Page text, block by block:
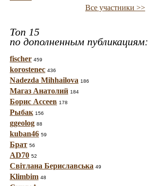
Все участники >>
Топ 15
по дополненным публикациям:
fischer 459
korostenec 436
Nadezda Mihhailova 186
Магаз Анатолий 184
Борис Ассеев 178
Рыбак 156
ggeolog 88
kuban46 59
Брат 56
AD70 52
Світлана Бериславська 49
Klimbim 48